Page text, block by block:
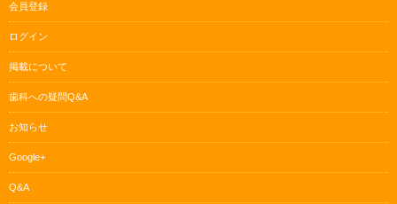
会員登録
ログイン
掲載について
歯科への疑問Q&A
お知らせ
Google+
Q&A